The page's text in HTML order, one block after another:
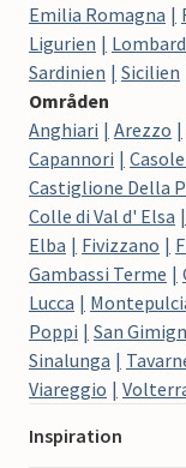
Emilia Romagna
Ligurien
Sardinien
Sicilien
Områden
Anghiari
Arezzo
Capannori
Castiglione Della
Colle di Val d' Elsa
Elba
Fivizzano
Gambassi Terme
Lucca
Poppi
San
Sinalunga
Viareggio
Inspiration